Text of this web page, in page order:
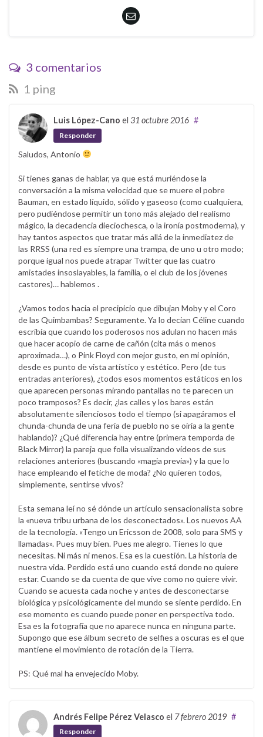
3 comentarios
1 ping
Luis López-Cano el 31 octubre 2016 #
Responder
Saludos, Antonio
Si tienes ganas de hablar, ya que está muriéndose la
conversación a la misma velocidad que se muere el pobre
Bauman, en estado líquido, sólido y gaseoso (como cualquiera,
pero pudiéndose permitir un tono más alejado del realismo
mágico, la decadencia dieciochesca, o la ironía postmoderna), y
hay tantos aspectos que tratar más allá de la inmediatez de
las RRSS (una red es siempre una trampa, de uno u otro modo;
porque igual nos puede atrapar Twitter que las cuatro
amistades insoslayables, la familia, o el club de los jóvenes
castores)… hablemos .
¿Vamos todos hacia el precipicio que dibujan Moby y el Coro
de las Quimbambas? Seguramente. Ya lo decian Céline cuando
escribía que cuando los poderosos nos adulan no hacen más
que hacer acopio de carne de cañón (cita más o menos
aproximada…), o Pink Floyd con mejor gusto, en mi opinión,
desde es punto de vista artístico y estético. Pero (de tus
entradas anteriores), ¿todos esos momentos estáticos en los
que aparecen personas mirando pantallas no te parecen un
poco tramposos? Es decir, ¿las calles y los bares están
absolutamente silenciosos todo el tiempo (si apagáramos el
chunda-chunda de una feria de pueblo no se oiría a la gente
hablando)? ¿Qué diferencia hay entre (primera temporda de
Black Mirror) la pareja que folla visualizando vídeos de sus
relaciones anteriores (buscando «magia previa») y la que lo
hace empleando el fetiche de moda? ¿No quieren todos,
simplemente, sentirse vivos?
Esta semana leí no sé dónde un artículo sensacionalista sobre
la «nueva tribu urbana de los desconectados». Los nuevos AA
de la tecnología. «Tengo un Ericsson de 2008, solo para SMS y
llamadas». Pues muy bien. Pues me alegro. Tienes lo que
necesitas. Ni más ni menos. Esa es la cuestión. La historia de
nuestra vida. Perdido está uno cuando está donde no quiere
estar. Cuando se da cuenta de que vive como no quiere vivir.
Cuando se acuesta cada noche y antes de desconectarse
biológica y psicológicamente del mundo se siente perdido. En
ese momento es cuando puede poner en perspectiva todo.
Esa es la fotografía que no aparece nunca en ninguna parte.
Supongo que ese álbum secreto de selfies a oscuras es el que
mantiene el movimiento de rotación de la Tierra.
PS: Qué mal ha envejecido Moby.
Andrés Felipe Pérez Velasco el 7 febrero 2019 #
Responder